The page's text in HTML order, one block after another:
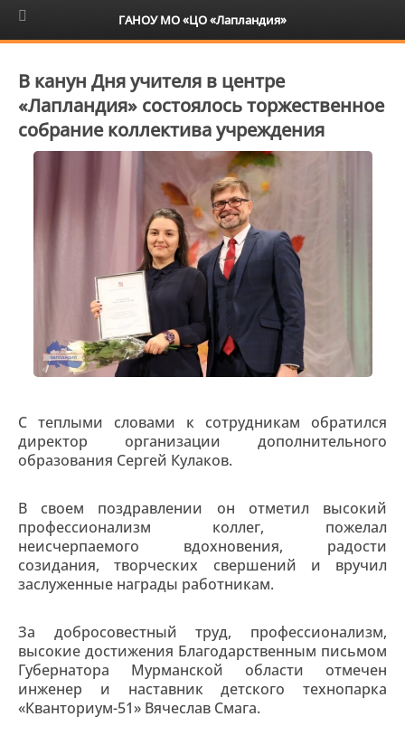
6+
В канун Дня учителя в центре
«Лапландия» состоялось торжественное
собрание коллектива учреждения
С теплыми словами к сотрудникам обратился
директор организации дополнительного
образования Сергей Кулаков.
В своем поздравлении он отметил высокий
профессионализм коллег, пожелал
неисчерпаемого вдохновения, радости
созидания, творческих свершений и вручил
заслуженные награды работникам.
За добросовестный труд, профессионализм,
высокие достижения Благодарственным письмом
Губернатора Мурманской области отмечен
инженер и наставник детского технопарка
«Кванториум-51» Вячеслав Смага.
ГАНОУ МО «ЦО «Лапландия»